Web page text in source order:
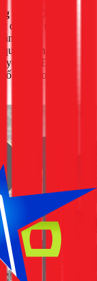
thấm
Dùng
đều lớp nhựa
chống thấm.
vuông góc
đối. Đặc biệt
ống thoát sàn,